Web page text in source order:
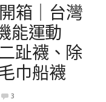
箱｜台灣
能運動
趾襪、除
巾船襪
3